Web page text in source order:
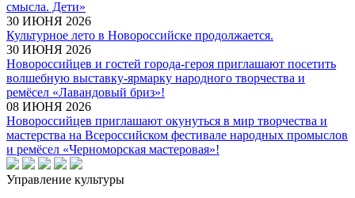
смысла. Дети»
30 ИЮНЯ 2026
Культурное лето в Новороссийске продолжается.
30 ИЮНЯ 2026
Новороссийцев и гостей города-героя приглашают посетить
волшебную выставку-ярмарку народного творчества и
ремёсел «Лавандовый бриз»!
08 ИЮНЯ 2026
Новороссийцев приглашают окунуться в мир творчества и
мастерства на Всероссийском фестивале народных промыслов
и ремёсел «Черноморская мастеровая»!
Управление культуры